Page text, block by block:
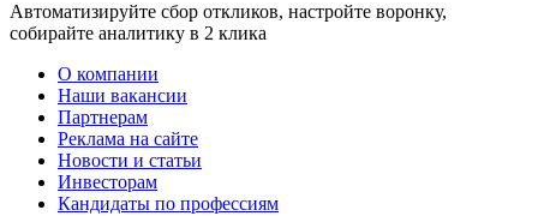
Автоматизируйте сбор откликов, настройте воронку,
собирайте аналитику в 2 клика
О компании
Наши вакансии
Партнерам
Реклама на сайте
Новости и статьи
Инвесторам
Кандидаты по профессиям